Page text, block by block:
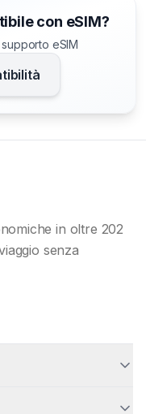
con eSIM?
eSIM
in oltre 202
senza